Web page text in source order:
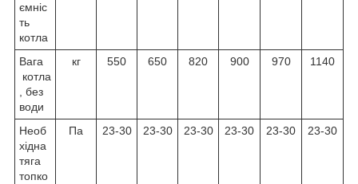
ємніс
ть
котла
Вага
котла
, без
води
кг 550 650 820 900 970 1140
Необ
хідна
тяга
топко
Па 23-30 23-30 23-30 23-30 23-30 23-30